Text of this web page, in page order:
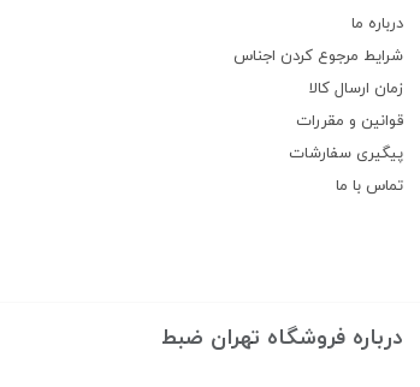
درباره ما
شرایط مرجوع کردن اجناس
زمان ارسال کالا
قوانین و مقررات
پیگیری سفارشات
تماس با ما
درباره فروشگاه تهران ضبط